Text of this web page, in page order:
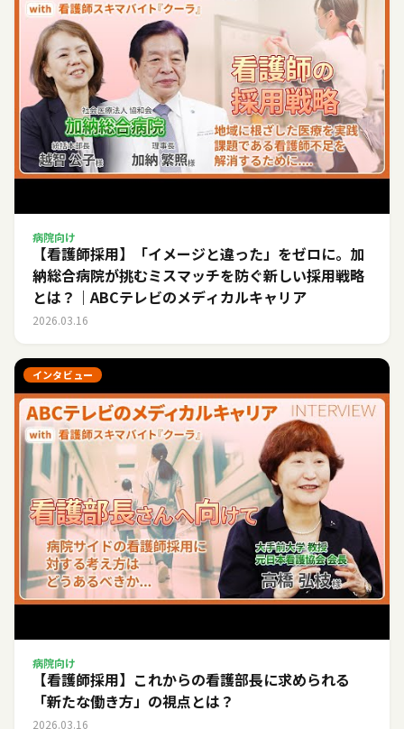
病院向け
【看護師採用】「イメージと違った」をゼロに。加
納総合病院が挑むミスマッチを防ぐ新しい採用戦略
とは？｜ABCテレビのメディカルキャリア
2026.03.16
インタビュー
病院向け
【看護師採用】これからの看護部長に求められる
「新たな働き方」の視点とは？
2026.03.16